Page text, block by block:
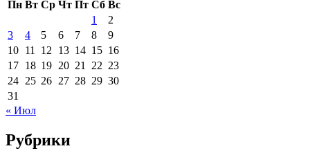
Пн Вт Ср Чт Пт Сб Вс
1
2
3
4 5 6 7 8
9
10 11 12 13 14 15 16
17 18 19 20 21 22 23
24 25 26 27 28 29 30
31
« Июл
Рубрики